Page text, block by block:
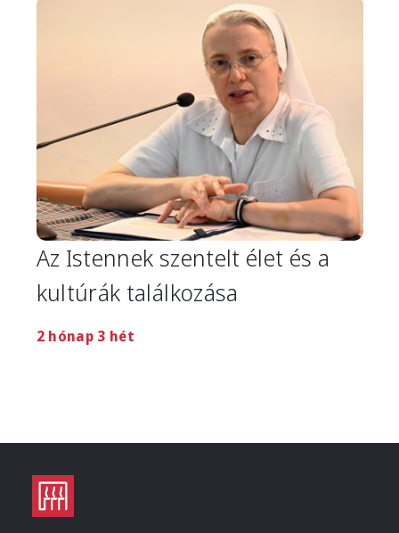
Image
Az Istennek szentelt élet és a
kultúrák találkozása
2 hónap 3 hét